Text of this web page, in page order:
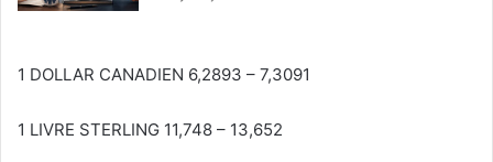
1 DOLLAR CANADIEN 6,2893 – 7,3091
1 LIVRE STERLING 11,748 – 13,652